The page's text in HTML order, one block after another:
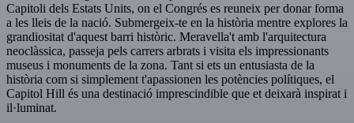
Capitoli dels Estats Units, on el Congrés es reuneix per donar forma
a les lleis de la nació. Submergeix-te en la història mentre explores la
grandiositat d'aquest barri històric. Meravella't amb l'arquitectura
neoclàssica, passeja pels carrers arbrats i visita els impressionants
museus i monuments de la zona. Tant si ets un entusiasta de la
història com si simplement t'apassionen les potències polítiques, el
Capitol Hill és una destinació imprescindible que et deixarà inspirat i
il·luminat.